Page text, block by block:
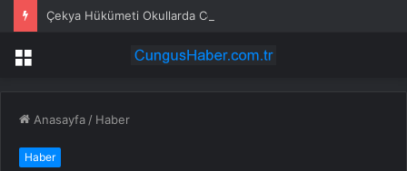
Menü
Anasayfa / Haber
Haber